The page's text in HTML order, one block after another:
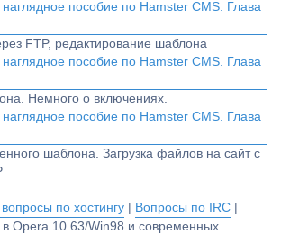
пособие по Hamster CMS. Глава
FTP, редактирование шаблона
пособие по Hamster CMS. Глава
Немного о включениях.
пособие по Hamster CMS. Глава
шаблона. Загрузка файлов на сайт с
по хостингу Вопросы по IRC
Opera 10.63/Win98 и современных